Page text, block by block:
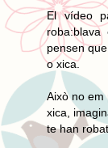
El vídeo
pensen
o xica.
Això no em
xica,
te han